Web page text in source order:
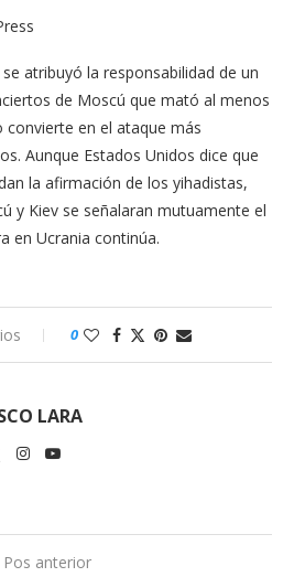
atribuyó la responsabilidad de un
de Moscú que mató al menos
en el ataque más
Aunque Estados Unidos dice que
la afirmación de los yihadistas,
y Kiev se señalaran mutuamente el
en Ucrania continúa.
0
LARA
Pos anterior